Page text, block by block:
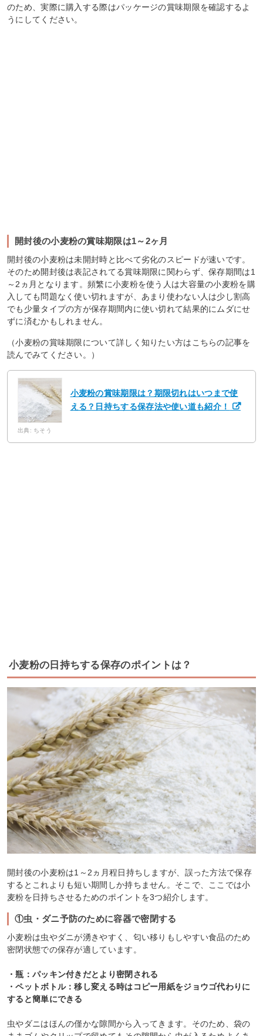
のため、実際に購入する際はパッケージの賞味期限を確認するよ
うにしてください。
開封後の小麦粉の賞味期限は1～2ヶ月
開封後の小麦粉は未開封時と比べて劣化のスピードが速いです。
そのため開封後は表記されてる賞味期限に関わらず、保存期間は1
～2ヵ月となります。頻繁に小麦粉を使う人は大容量の小麦粉を購
入しても問題なく使い切れますが、あまり使わない人は少し割高
でも少量タイプの方が保存期間内に使い切れて結果的にムダにせ
ずに済むかもしれません。
（小麦粉の賞味期限について詳しく知りたい方はこちらの記事を
読んでみてください。）
小麦粉の賞味期限は？期限切れはいつまで使
える？日持ちする保存法や使い道も紹介！
出典: ちそう
小麦粉の日持ちする保存のポイントは？
開封後の小麦粉は1～2ヵ月程日持ちしますが、誤った方法で保存
するとこれよりも短い期間しか持ちません。そこで、ここでは小
麦粉を日持ちさせるためのポイントを3つ紹介します。
①虫・ダニ予防のために容器で密閉する
小麦粉は虫やダニが湧きやすく、匂い移りもしやすい食品のため
密閉状態での保存が適しています。
・瓶：パッキン付きだとより密閉される
・ペットボトル：移し変える時はコピー用紙をジョウゴ代わりに
すると簡単にできる
虫やダニはほんの僅かな隙間から入ってきます。そのため、袋の